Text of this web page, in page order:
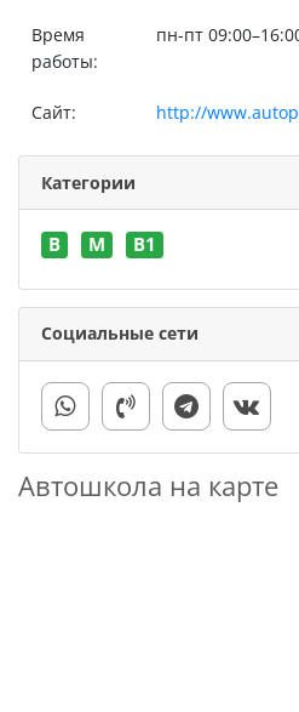
Время
работы:
пн-пт
Сайт: http://
Категории
B M В1
Социальные сети
Автошкола на карте